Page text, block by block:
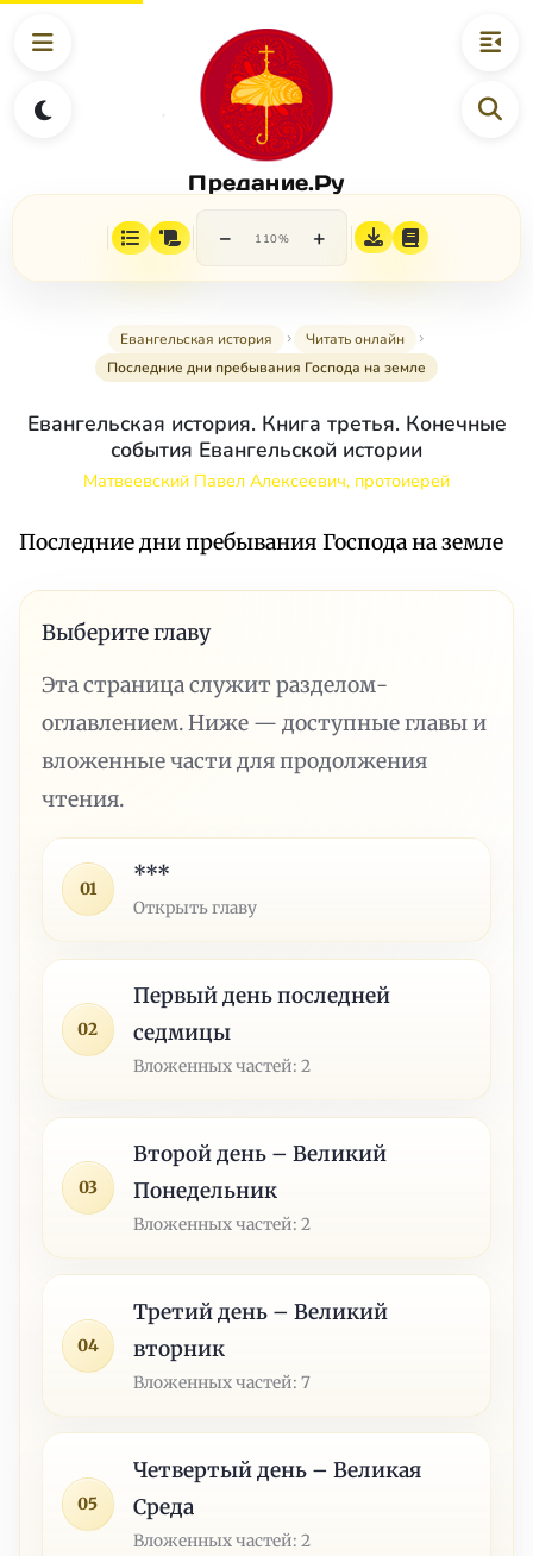
Предание.Ру
− 110% +
Евангельская история
Читать онлайн
Последние дни пребывания Господа на земле
Евангельская история. Книга третья. Конечные
события Евангельской истории
Матвеевский Павел Алексеевич, протоиерей
Последние дни пребывания Господа на земле
Выберите главу
Эта страница служит разделом-
оглавлением. Ниже — доступные главы и
вложенные части для продолжения
чтения.
01
***
Открыть главу
02
Первый день последней
седмицы
Вложенных частей: 2
03
Второй день – Великий
Понедельник
Вложенных частей: 2
04
Третий день – Великий
вторник
Вложенных частей: 7
05
Четвертый день – Великая
Среда
Вложенных частей: 2